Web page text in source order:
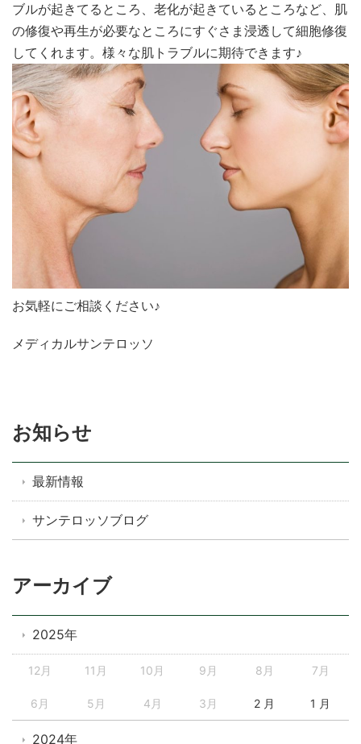
ブルが起きてるところ、老化が起きているところなど、肌
の修復や再生が必要なところにすぐさま浸透して細胞修復
してくれます。様々な肌トラブルに期待できます♪
お気軽にご相談ください♪
メディカルサンテロッソ
お知らせ
最新情報
サンテロッソブログ
アーカイブ
2025年
12月 11月 10月 9月 8月 7月
6月 5月 4月 3月 2 月 1 月
2024年